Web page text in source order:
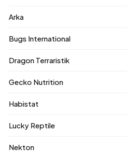
Arka
Bugs International
Dragon Terraristik
Gecko Nutrition
Habistat
Lucky Reptile
Nekton